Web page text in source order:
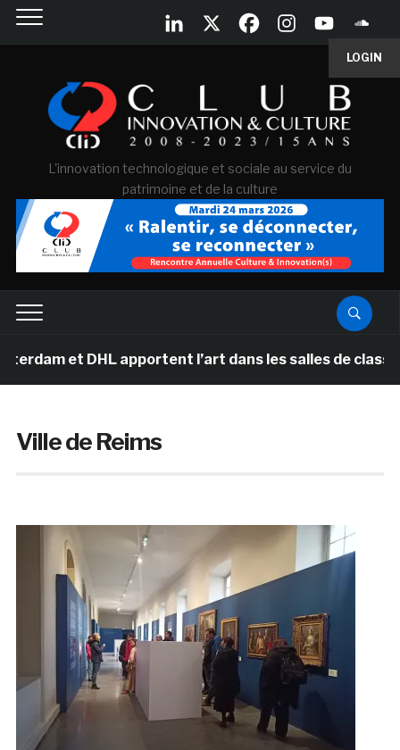
LOGIN
L'innovation technologique et sociale au service du
patrimoine et de la culture
DHL apportent l’art dans les salles de classe des
Ville de Reims